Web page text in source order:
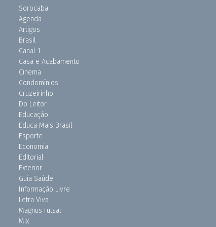
Sorocaba
Agenda
Artigos
Brasil
Canal 1
Casa e Acabamento
Cinema
Condomínios
Cruzeirinho
Do Leitor
Educação
Educa Mais Brasil
Esporte
Economia
Editorial
Exterior
Guia Saúde
Informação Livre
Letra Viva
Magnus Futsal
Mix